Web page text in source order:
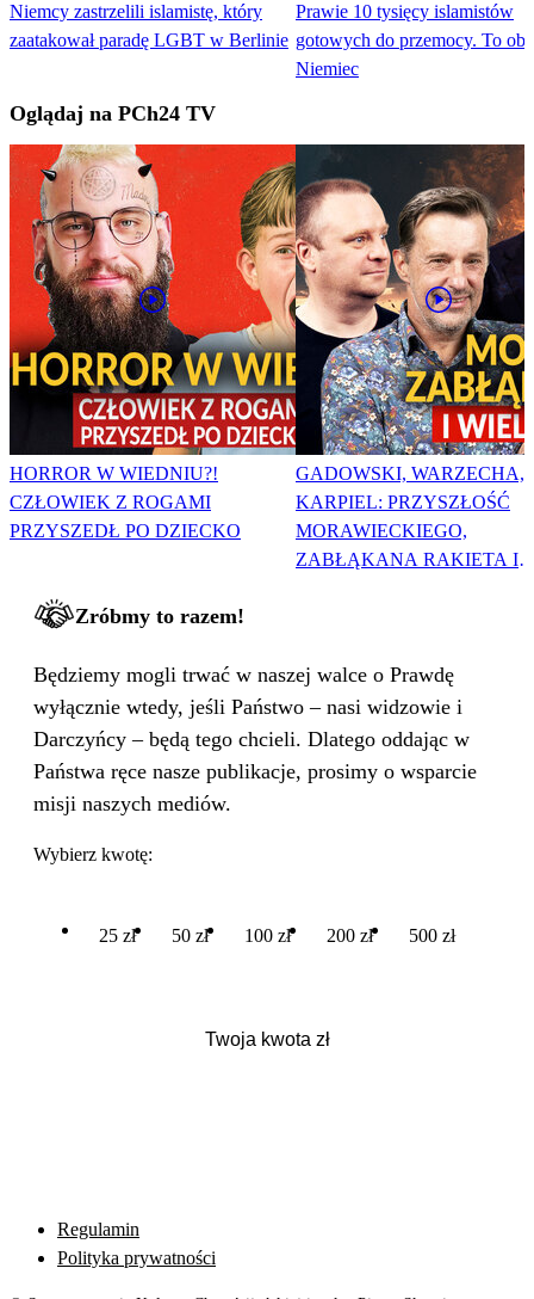
Niemcy zastrzelili islamistę, który
zaatakował paradę LGBT w Berlinie
Prawie 10 tysięcy islamistów
gotowych do przemocy. To
Niemiec
Oglądaj na PCh24 TV
HORROR W WIEDNIU?!
CZŁOWIEK Z ROGAMI
PRZYSZEDŁ PO DZIECKO
GADOWSKI, WARZECHA,
KARPIEL: PRZYSZŁOŚĆ
MORAWIECKIEGO,
ZABŁĄKANA RAKIETA I
Zróbmy to razem!
Będziemy mogli trwać w naszej walce o Prawdę
wyłącznie wtedy, jeśli Państwo – nasi widzowie i
Darczyńcy – będą tego chcieli. Dlatego oddając w
Państwa ręce nasze publikacje, prosimy o wsparcie
misji naszych mediów.
Wybierz kwotę:
25 zł 50 zł 100 zł 200 zł 500 zł
Regulamin
Polityka prywatności